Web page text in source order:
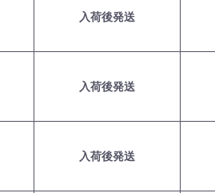
入荷後発送
入荷後発送
入荷後発送